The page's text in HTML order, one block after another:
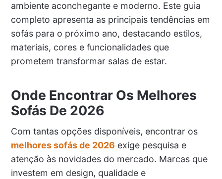
ambiente aconchegante e moderno. Este guia
completo apresenta as principais tendências em
sofás para o próximo ano, destacando estilos,
materiais, cores e funcionalidades que
prometem transformar salas de estar.
Onde Encontrar Os Melhores
Sofás De 2026
Com tantas opções disponíveis, encontrar os
melhores sofás de 2026 exige pesquisa e
atenção às novidades do mercado. Marcas que
investem em design, qualidade e